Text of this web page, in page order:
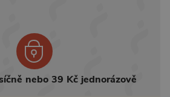
nebo 39 Kč jednorázově